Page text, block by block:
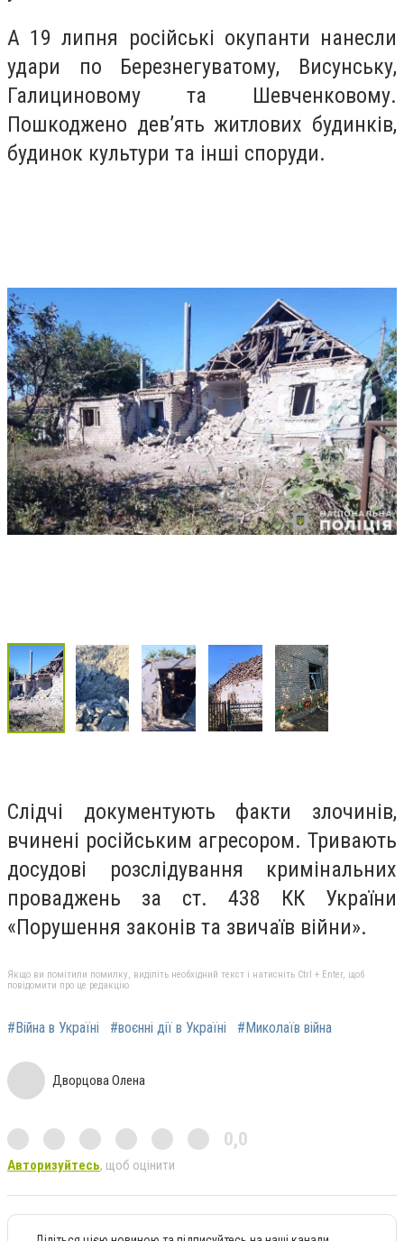
А 19 липня російські окупанти нанесли
удари по Березнегуватому, Висунську,
Галициновому та Шевченковому.
Пошкоджено дев’ять житлових будинків,
будинок культури та інші споруди.
Слідчі документують факти злочинів,
вчинені російським агресором. Тривають
досудові розслідування кримінальних
проваджень за ст. 438 КК України
«Порушення законів та звичаїв війни».
Якщо ви помітили помилку, виділіть необхідний текст і натисніть Ctrl + Enter, щоб
повідомити про це редакцію
#Війна в Україні #воєнні дії в Україні #Миколаїв війна
Дворцова Олена
0,0
Авторизуйтесь, щоб оцінити